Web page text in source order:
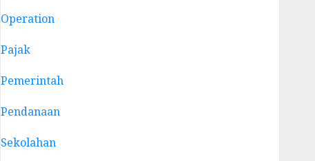
Operation
Pajak
Pemerintah
Pendanaan
Sekolahan